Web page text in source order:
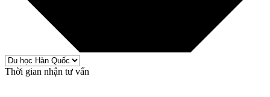
Thời gian nhận tư vấn